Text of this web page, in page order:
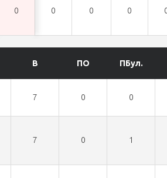
0 0 0 0
В ПО ПБул.
7 0 0
7 0 1